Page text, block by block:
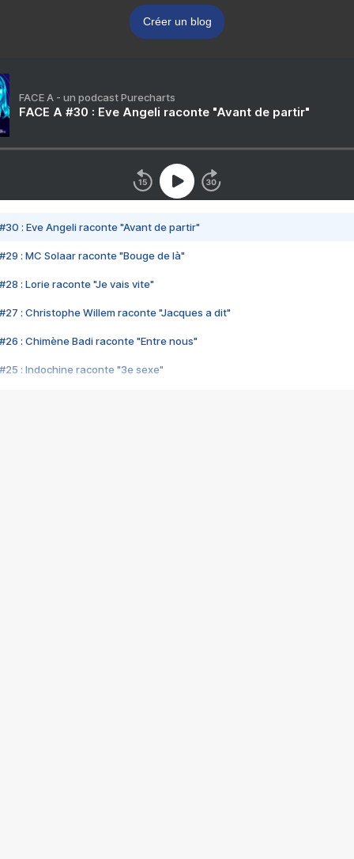
Créer un blog
FACE A - un podcast Purecharts
FACE A #30 : Eve Angeli raconte "Avant de partir"
#30 : Eve Angeli raconte "Avant de partir"
#29 : MC Solaar raconte "Bouge de là"
#28 : Lorie raconte "Je vais vite"
#27 : Christophe Willem raconte "Jacques a dit"
#26 : Chimène Badi raconte "Entre nous"
#25 : Indochine raconte "3e sexe"